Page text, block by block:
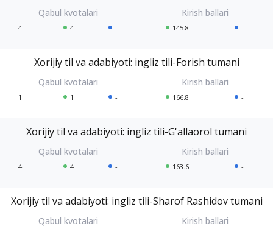
4 4 - 145.8 -
Xorijiy til va adabiyoti: ingliz tili-Forish tumani
1 1 - 166.8 -
Xorijiy til va adabiyoti: ingliz tili-G'allaorol tumani
4 4 - 163.6 -
Xorijiy til va adabiyoti: ingliz tili-Sharof Rashidov tumani